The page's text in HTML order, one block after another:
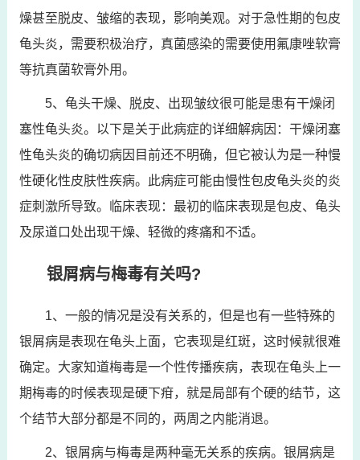
燥甚至脱皮、皱缩的表现，影响美观。对于急性期的包皮
龟头炎，需要积极治疗，真菌感染的需要使用氟康唑软膏
等抗真菌软膏外用。
5、龟头干燥、脱皮、出现皱纹很可能是患有干燥闭
塞性龟头炎。以下是关于此病症的详细解病因：干燥闭塞
性龟头炎的确切病因目前还不明确，但它被认为是一种慢
性硬化性皮肤性疾病。此病症可能由慢性包皮龟头炎的炎
症刺激所导致。临床表现：最初的临床表现是包皮、龟头
及尿道口处出现干燥、轻微的疼痛和不适。
银屑病与梅毒有关吗?
1、一般的情况是没有关系的，但是也有一些特殊的
银屑病是表现在龟头上面，它表现是红斑，这时候就很难
确定。大家知道梅毒是一个性传播疾病，表现在龟头上一
期梅毒的时候表现是硬下疳，就是局部有个硬的结节，这
个结节大部分都是不同的，两周之内能消退。
2、银屑病与梅毒是两种毫无关系的疾病。银屑病是